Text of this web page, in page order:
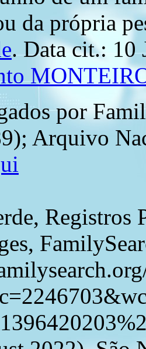
da própria
. Data cit.: 10
por
Arquivo
Registros